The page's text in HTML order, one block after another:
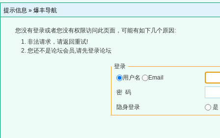
提示信息 » 爆丰导航
您没有登录或者您没有权限访问此页面，可能有如下几个原因:
非法请求，请返回重试!
您还不是论坛会员,请先登录论坛
登录
用户名
Email
密 码
隐身登录